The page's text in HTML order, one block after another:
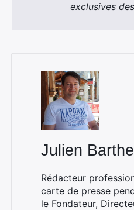
exclusives
Julien
Rédacteur
carte de presse
le Fondateur,